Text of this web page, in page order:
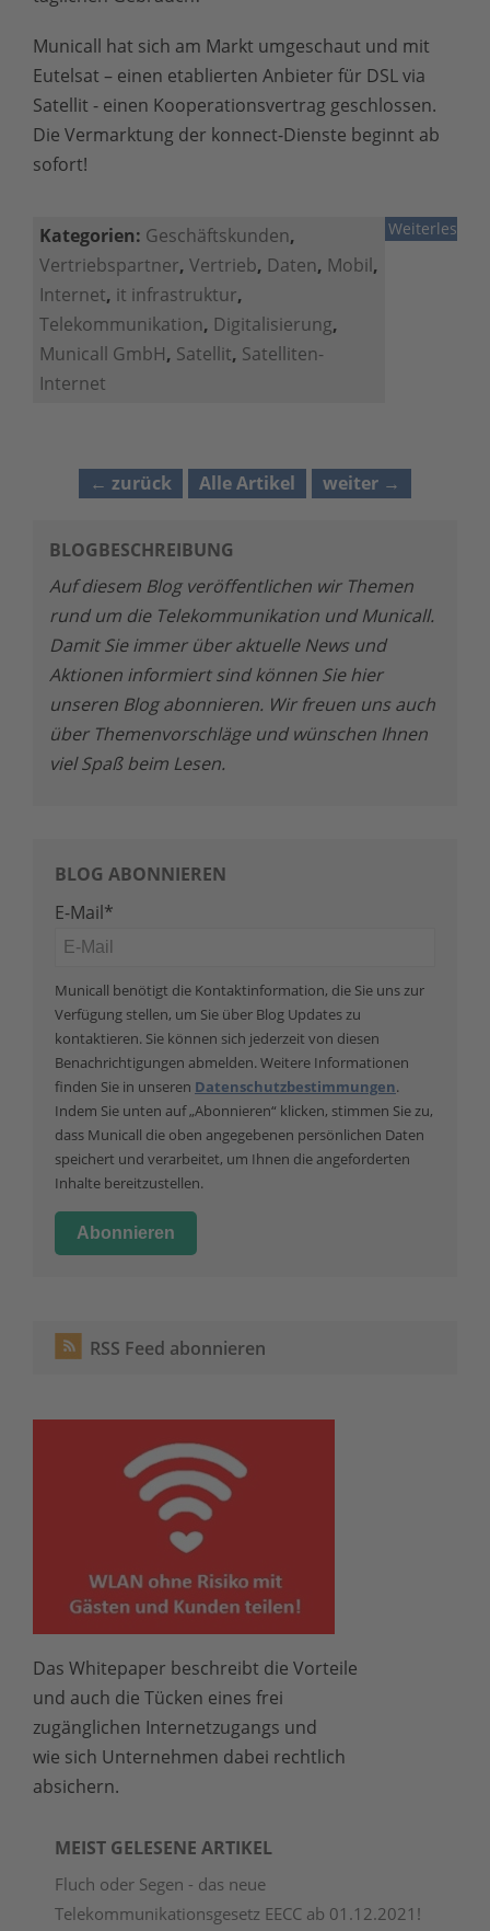
Municall hat sich am Markt umgeschaut und mit
Eutelsat – einen etablierten Anbieter für DSL via
Satellit - einen Kooperationsvertrag geschlossen.
Die Vermarktung der konnect-Dienste beginnt ab
sofort!
Weiterlesen
Kategorien: Geschäftskunden,
Vertriebspartner, Vertrieb, Daten, Mobil,
Internet, it infrastruktur,
Telekommunikation, Digitalisierung,
Municall GmbH, Satellit, Satelliten-
Internet
zurück Alle Artikel weiter
BLOGBESCHREIBUNG
Auf diesem Blog veröffentlichen wir Themen
rund um die Telekommunikation und Municall.
Damit Sie immer über aktuelle News und
Aktionen informiert sind können Sie hier
unseren Blog abonnieren. Wir freuen uns auch
über Themenvorschläge und wünschen Ihnen
viel Spaß beim Lesen.
BLOG ABONNIEREN
E-Mail*
Municall benötigt die Kontaktinformation, die Sie uns zur
Verfügung stellen, um Sie über Blog Updates zu
kontaktieren. Sie können sich jederzeit von diesen
Benachrichtigungen abmelden. Weitere Informationen
finden Sie in unseren Datenschutzbestimmungen.
Indem Sie unten auf „Abonnieren“ klicken, stimmen Sie zu,
dass Municall die oben angegebenen persönlichen Daten
speichert und verarbeitet, um Ihnen die angeforderten
Inhalte bereitzustellen.
RSS Feed abonnieren
Das Whitepaper beschreibt die Vorteile
und auch die Tücken eines frei
zugänglichen Internetzugangs und
wie sich Unternehmen dabei rechtlich
absichern.
MEIST GELESENE ARTIKEL
Fluch oder Segen - das neue
Telekommunikationsgesetz EECC ab 01.12.2021!